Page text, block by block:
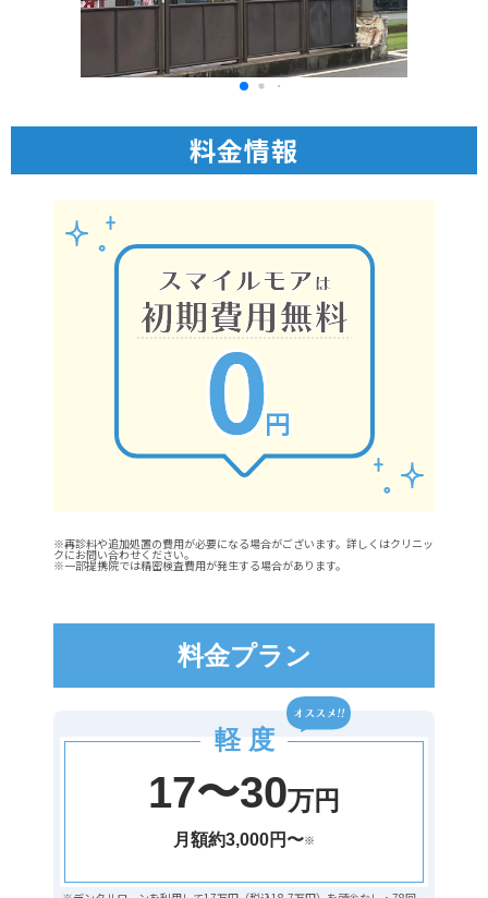
料金情報
※再診料や追加処置の費用が必要になる場合がございます。詳しくはクリニッ
クにお問い合わせください。
※一部提携院では精密検査費用が発生する場合があります。
料金プラン
軽 度
17〜30万円
月額約3,000円〜※